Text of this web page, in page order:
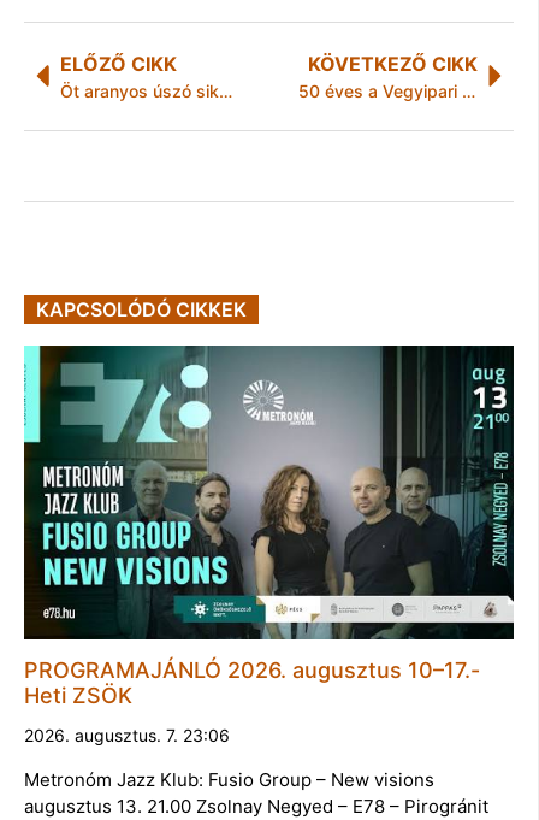
ELŐZŐ CIKK
Öt aranyos úszó siker Szikszón
KÖVETKEZŐ CIKK
50 éves a Vegyipari Gépek Tanszéke a Miskolci Egyetemen
KAPCSOLÓDÓ CIKKEK
PROGRAMAJÁNLÓ 2026. augusztus 10–17.-
Heti ZSÖK
2026. augusztus. 7. 23:06
Metronóm Jazz Klub: Fusio Group – New visions
augusztus 13. 21.00 Zsolnay Negyed – E78 – Pirogránit